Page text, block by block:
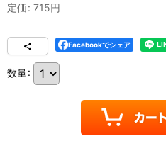
定価: 715円
Facebookでシェア
数量: